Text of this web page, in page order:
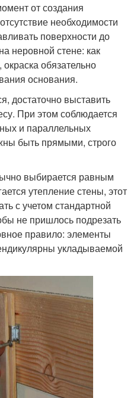
от создания
необходимости
поверхности до
неровной стене: как
обязательно
основания.
достаточно выставить
При этом соблюдается
и параллельных
быть прямыми, строго
выбирается равным
утепление стены, этот
с учетом стандартной
не пришлось подрезать
правило: элементы
укладываемой